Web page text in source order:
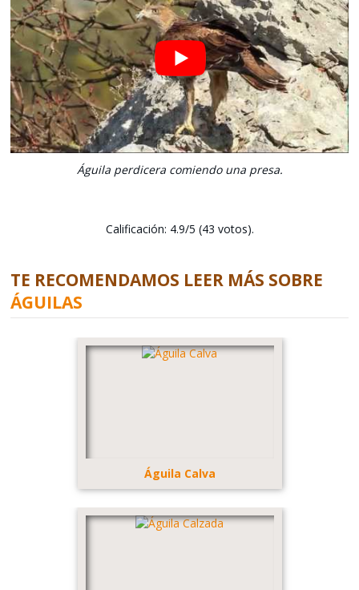
Águila perdicera comiendo una presa.
Calificación: 4.9/5 (43 votos).
TE RECOMENDAMOS LEER MÁS SOBRE
ÁGUILAS
Águila Calva